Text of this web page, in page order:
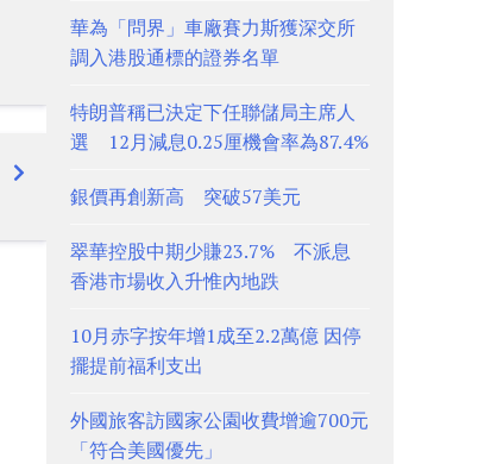
華為「問界」車廠賽力斯獲深交所
調入港股通標的證券名單
特朗普稱已決定下任聯儲局主席人
選 12月減息0.25厘機會率為87.4%
銀價再創新高 突破57美元
翠華控股中期少賺23.7% 不派息
香港市場收入升惟內地跌
10月赤字按年增1成至2.2萬億 因停
擺提前福利支出
外國旅客訪國家公園收費增逾700元
「符合美國優先」